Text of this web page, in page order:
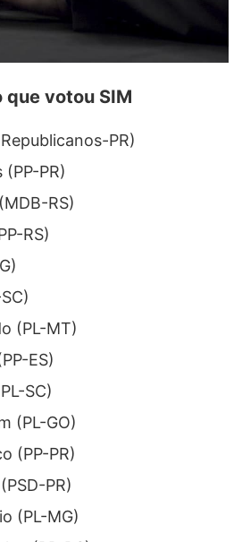
que votou SIM
PR)
PR)
RS)
RS)
(PL-MT)
ES)
SC)
(PL-GO)
(PP-PR)
PR)
(PL-MG)